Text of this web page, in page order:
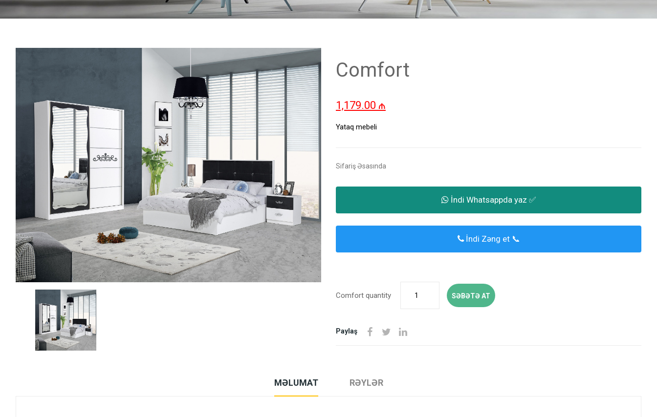
Comfort
1,179.00 ₼
Yataq mebeli
Sifariş Əsasında
İndi Whatsappda yaz ✅
İndi Zəng et 📞
Comfort quantity SƏBƏTƏ AT
Paylaş
MƏLUMAT RƏYLƏR